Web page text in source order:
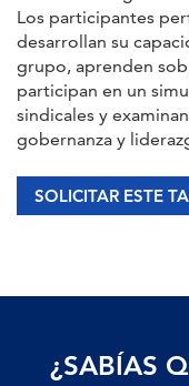
Los participantes
desarrollan su
grupo, aprenden
participan en un
sindicales y
gobernanza y
SOLICITAR ESTE
¿SABÍAS